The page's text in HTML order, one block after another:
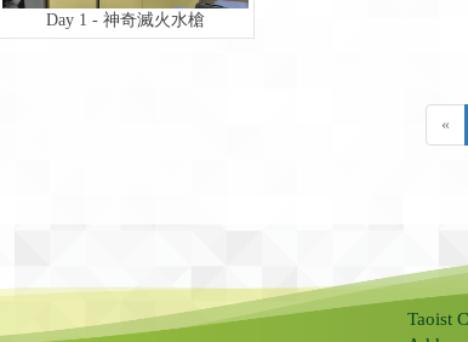
Day 1 - 神奇滅火水槍
«
Taoist